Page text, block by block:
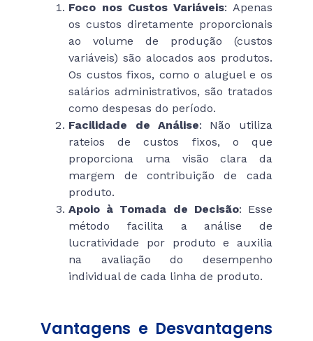
Foco nos Custos Variáveis: Apenas
os custos diretamente proporcionais
ao volume de produção (custos
variáveis) são alocados aos produtos.
Os custos fixos, como o aluguel e os
salários administrativos, são tratados
como despesas do período.
Facilidade de Análise: Não utiliza
rateios de custos fixos, o que
proporciona uma visão clara da
margem de contribuição de cada
produto.
Apoio à Tomada de Decisão: Esse
método facilita a análise de
lucratividade por produto e auxilia
na avaliação do desempenho
individual de cada linha de produto.
Vantagens e Desvantagens